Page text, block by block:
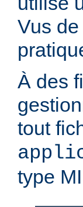
Vus
À des
tout
type